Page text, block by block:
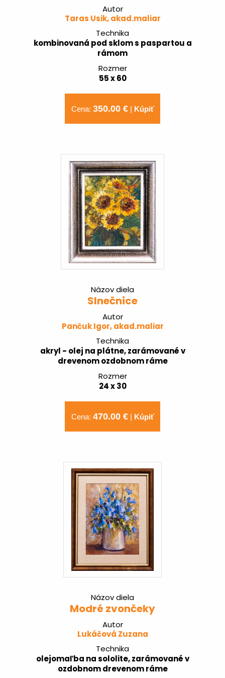
Autor
Taras Usik, akad.maliar
Technika
kombinovaná pod sklom s paspartou a
rámom
Rozmer
55 x 60
Cena: 350.00 €| Kúpiť
Názov diela
Slnečnice
Autor
Pančuk Igor, akad.maliar
Technika
akryl - olej na plátne, zarámované v
drevenom ozdobnom ráme
Rozmer
24 x 30
Cena: 470.00 €| Kúpiť
Názov diela
Modré zvončeky
Autor
Lukáčová Zuzana
Technika
olejomaľba na sololite, zarámované v
ozdobnom drevenom ráme